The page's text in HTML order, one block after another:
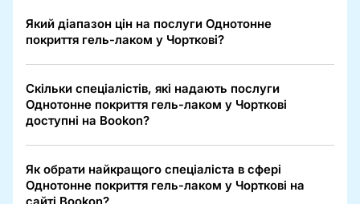
Який діапазон цін на послуги Однотонне
покриття гель-лаком у Чорткові?
Скільки спеціалістів, які надають послуги
Однотонне покриття гель-лаком у Чорткові
доступні на Bookon?
Як обрати найкращого спеціаліста в сфері
Однотонне покриття гель-лаком у Чорткові на